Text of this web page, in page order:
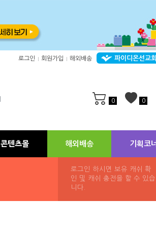
로그인 회원가입 해외배송 파이디온선교회
0 0
콘텐츠몰 해외배송 기획코너
로그인 하시면 보유 캐쉬 확
인 및 캐쉬 충전을 할 수 있습
니다.